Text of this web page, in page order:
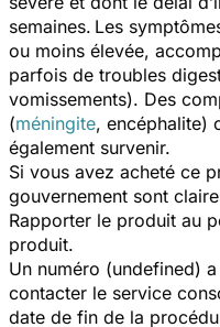
semaines. Les
ou moins élevée,
parfois de troubles
vomissements). Des
(méningite, encéphalite)
également survenir.
Si vous avez acheté ce
gouvernement sont
Rapporter le produit au
produit.
Un numéro (undefined)
contacter le service
date de fin de la